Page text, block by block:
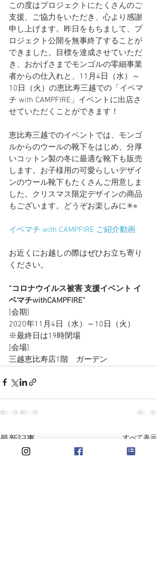
この度はプロジェクトにたくさんのご
支援、ご協力をいただき、心より感謝
申し上げます。昨日をもちまして、プ
ロジェクト公開を無事終了することが
できました。目標を達成させていただ
き、おかげさまでモンゴルの零細事業
者からの仕入れと、 11月4日（水）～
10日（火） の恵比寿三越での「イベマ
チ with CAMPFIRE」イベントに出店さ
せていただくことができます！
恵比寿三越でのイベントでは、モンゴ
ルからのウールの靴下をはじめ、分厚
いコットン製の冬に最適な靴下も販売
します。お子様用の可愛らしいデザイ
ンのウール靴下もたくさんご用意しま
した。クリスマス限定デザインの商品
もございます。どうぞお楽しみに✳︎⭐︎
イベマチ with CAMPFIRE ご紹介動画
お近くにお越しの際はぜひお立ち寄り
ください。
“コロナウイルス被害 支援イベント イ
ベマチwithCAMPFIRE”
[会期]
2020年11月4日（水）～10日（火）
※最終日は19時閉場
[会場]
三越恵比寿店1階　ガーデン
最新記事 すべて表示